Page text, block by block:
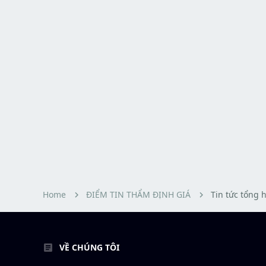
Home ĐIỂM TIN THẨM ĐỊNH GIÁ Tin tức tổng
VỀ CHÚNG TÔI